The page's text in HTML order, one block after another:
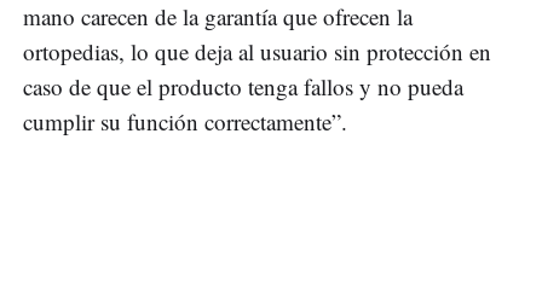
mano carecen de la garantía que ofrecen la
ortopedias, lo que deja al usuario sin protección en
caso de que el producto tenga fallos y no pueda
cumplir su función correctamente”.